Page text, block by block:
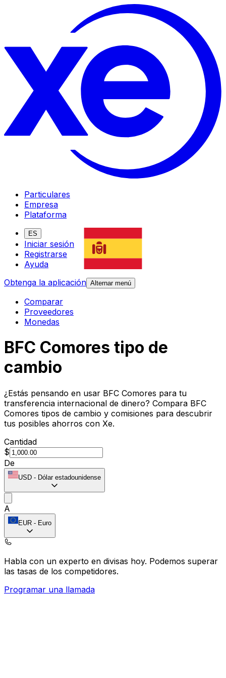
Particulares
Empresa
Plataforma
ES
Iniciar sesión
Registrarse
Ayuda
Obtenga la aplicación Alternar menú
Comparar
Proveedores
Monedas
BFC Comores tipo de
cambio
¿Estás pensando en usar BFC Comores para tu
transferencia internacional de dinero? Compara BFC
Comores tipos de cambio y comisiones para descubrir
tus posibles ahorros con Xe.
Cantidad
$
De
USD - Dólar estadounidense
A
EUR - Euro
Habla con un experto en divisas hoy. Podemos superar
las tasas de los competidores.
Programar una llamada